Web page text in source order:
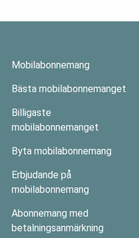
Mobilabonnemang
Bästa mobilabonnemanget
Billigaste
mobilabonnemanget
Byta mobilabonnemang
Erbjudande på
mobilabonnemang
Abonnemang med
betalningsanmärkning